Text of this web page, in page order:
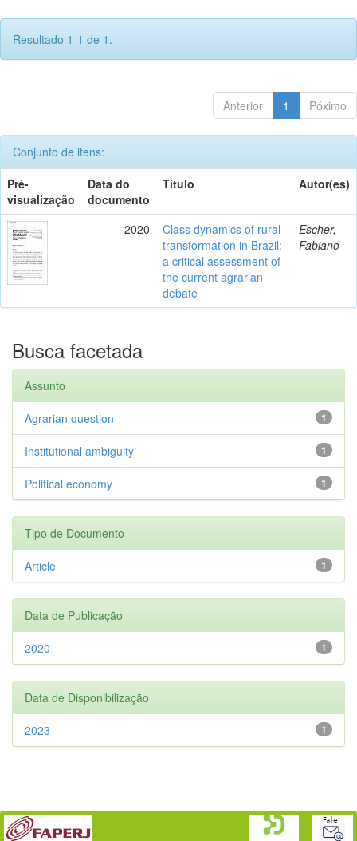
Resultado 1-1 de 1.
Anterior 1 Póximo
Conjunto de itens:
Pré-
visualização
Data do
documento
Título Autor(es)
2020
Class dynamics of rural
transformation in Brazil:
a critical assessment of
the current agrarian
debate
Escher,
Fabiano
Busca facetada
Assunto
1
Agrarian question
1
Institutional ambiguity
1
Political economy
Tipo de Documento
1
Article
Data de Publicação
1
2020
Data de Disponibilização
1
2023